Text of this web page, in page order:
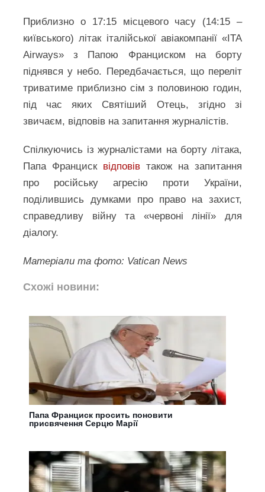
Приблизно о 17:15 місцевого часу (14:15 –
київського) літак італійської авіакомпанії «ITA
Airways» з Папою Франциском на борту
піднявся у небо. Передбачається, що переліт
триватиме приблизно сім з половиною годин,
під час яких Святіший Отець, згідно зі
звичаєм, відповів на запитання журналістів.
Спілкуючись із журналістами на борту літака,
Папа Франциск відповів також на запитання
про російську агресію проти України,
поділившись думками про право на захист,
справедливу війну та «червоні лінії» для
діалогу.
Матеріали та фото: Vatican News
Схожі новини:
Папа Франциск просить поновити
присвячення Серцю Марії